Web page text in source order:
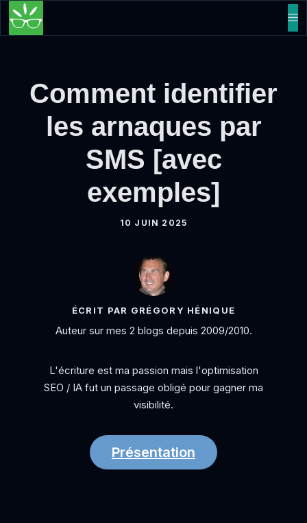
Aller
Comment identifier
les arnaques par
SMS [avec
exemples]
10 JUIN 2025
ÉCRIT PAR GRÉGORY HÉNIQUE
Auteur sur mes 2 blogs depuis 2009/2010.
L'écriture est ma passion mais l'optimisation
SEO / IA fut un passage obligé pour gagner ma
visibilité.
Présentation